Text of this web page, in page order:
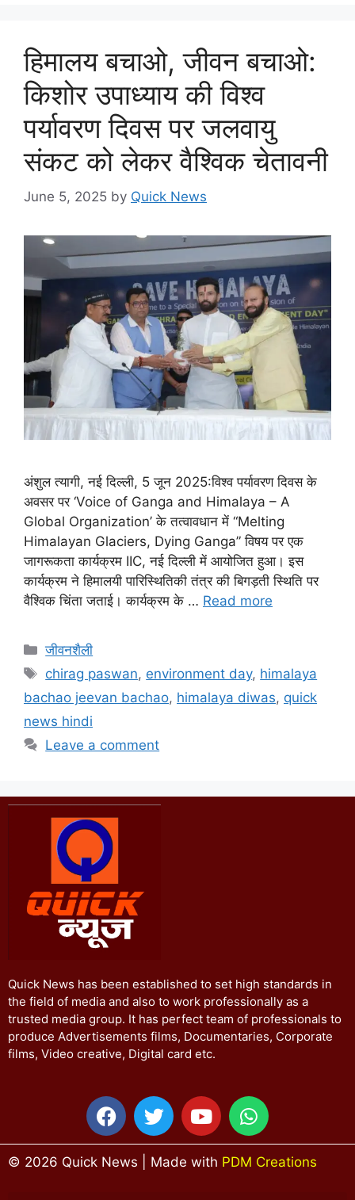
हिमालय बचाओ, जीवन बचाओ:
किशोर उपाध्याय की विश्व
पर्यावरण दिवस पर जलवायु
संकट को लेकर वैश्विक चेतावनी
June 5, 2025 by Quick News
अंशुल त्यागी, नई दिल्ली, 5 जून 2025:विश्व पर्यावरण दिवस के
अवसर पर ‘Voice of Ganga and Himalaya – A
Global Organization’ के तत्वावधान में “Melting
Himalayan Glaciers, Dying Ganga” विषय पर एक
जागरूकता कार्यक्रम IIC, नई दिल्ली में आयोजित हुआ। इस
कार्यक्रम ने हिमालयी पारिस्थितिकी तंत्र की बिगड़ती स्थिति पर
वैश्विक चिंता जताई। कार्यक्रम के … Read more
जीवनशैली
chirag paswan, environment day, himalaya
bachao jeevan bachao, himalaya diwas, quick
news hindi
Leave a comment
Quick News has been established to set high standards in
the field of media and also to work professionally as a
trusted media group. It has perfect team of professionals to
produce Advertisements films, Documentaries, Corporate
films, Video creative, Digital card etc.
© 2026 Quick News | Made with PDM Creations